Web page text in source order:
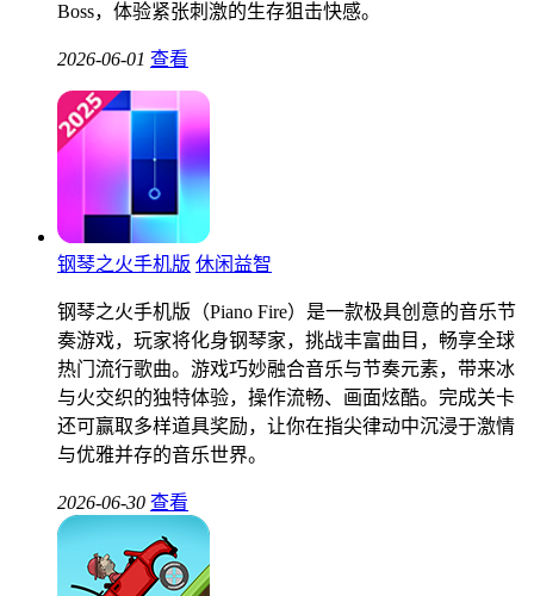
Boss，体验紧张刺激的生存狙击快感。
2026-06-01 查看
钢琴之火手机版 休闲益智
钢琴之火手机版（Piano Fire）是一款极具创意的音乐节
奏游戏，玩家将化身钢琴家，挑战丰富曲目，畅享全球
热门流行歌曲。游戏巧妙融合音乐与节奏元素，带来冰
与火交织的独特体验，操作流畅、画面炫酷。完成关卡
还可赢取多样道具奖励，让你在指尖律动中沉浸于激情
与优雅并存的音乐世界。
2026-06-30 查看